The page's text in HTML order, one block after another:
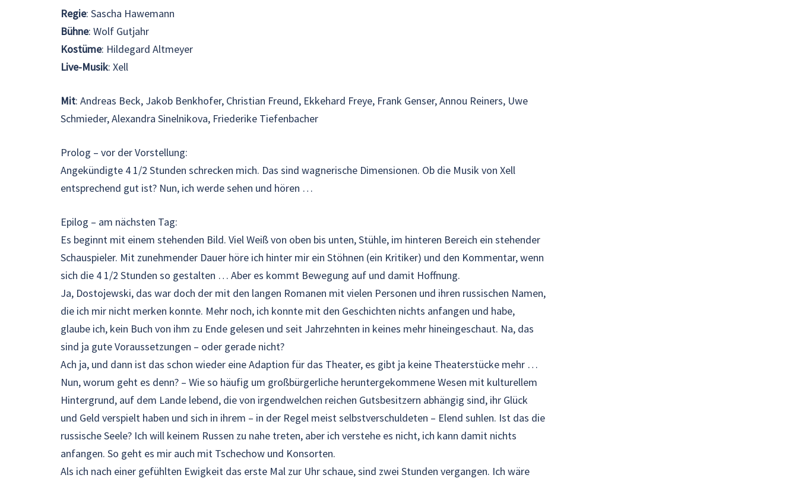
Regie: Sascha Hawemann
Bühne: Wolf Gutjahr
Kostüme: Hildegard Altmeyer
Live-Musik: Xell
Mit: Andreas Beck, Jakob Benkhofer, Christian Freund, Ekkehard Freye, Frank Genser, Annou Reiners, Uwe
Schmieder, Alexandra Sinelnikova, Friederike Tiefenbacher
Prolog – vor der Vorstellung:
Angekündigte 4 1/2 Stunden schrecken mich. Das sind wagnerische Dimensionen. Ob die Musik von Xell
entsprechend gut ist? Nun, ich werde sehen und hören …
Epilog – am nächsten Tag:
Es beginnt mit einem stehenden Bild. Viel Weiß von oben bis unten, Stühle, im hinteren Bereich ein stehender
Schauspieler. Mit zunehmender Dauer höre ich hinter mir ein Stöhnen (ein Kritiker) und den Kommentar, wenn
sich die 4 1/2 Stunden so gestalten … Aber es kommt Bewegung auf und damit Hoffnung.
Ja, Dostojewski, das war doch der mit den langen Romanen mit vielen Personen und ihren russischen Namen,
die ich mir nicht merken konnte. Mehr noch, ich konnte mit den Geschichten nichts anfangen und habe,
glaube ich, kein Buch von ihm zu Ende gelesen und seit Jahrzehnten in keines mehr hineingeschaut. Na, das
sind ja gute Voraussetzungen – oder gerade nicht?
Ach ja, und dann ist das schon wieder eine Adaption für das Theater, es gibt ja keine Theaterstücke mehr …
Nun, worum geht es denn? – Wie so häufig um großbürgerliche heruntergekommene Wesen mit kulturellem
Hintergrund, auf dem Lande lebend, die von irgendwelchen reichen Gutsbesitzern abhängig sind, ihr Glück
und Geld verspielt haben und sich in ihrem – in der Regel meist selbstverschuldeten – Elend suhlen. Ist das die
russische Seele? Ich will keinem Russen zu nahe treten, aber ich verstehe es nicht, ich kann damit nichts
anfangen. So geht es mir auch mit Tschechow und Konsorten.
Als ich nach einer gefühlten Ewigkeit das erste Mal zur Uhr schaue, sind zwei Stunden vergangen. Ich wäre